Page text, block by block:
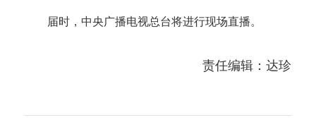
届时，中央广播电视总台将进行现场直播。
责任编辑：达珍